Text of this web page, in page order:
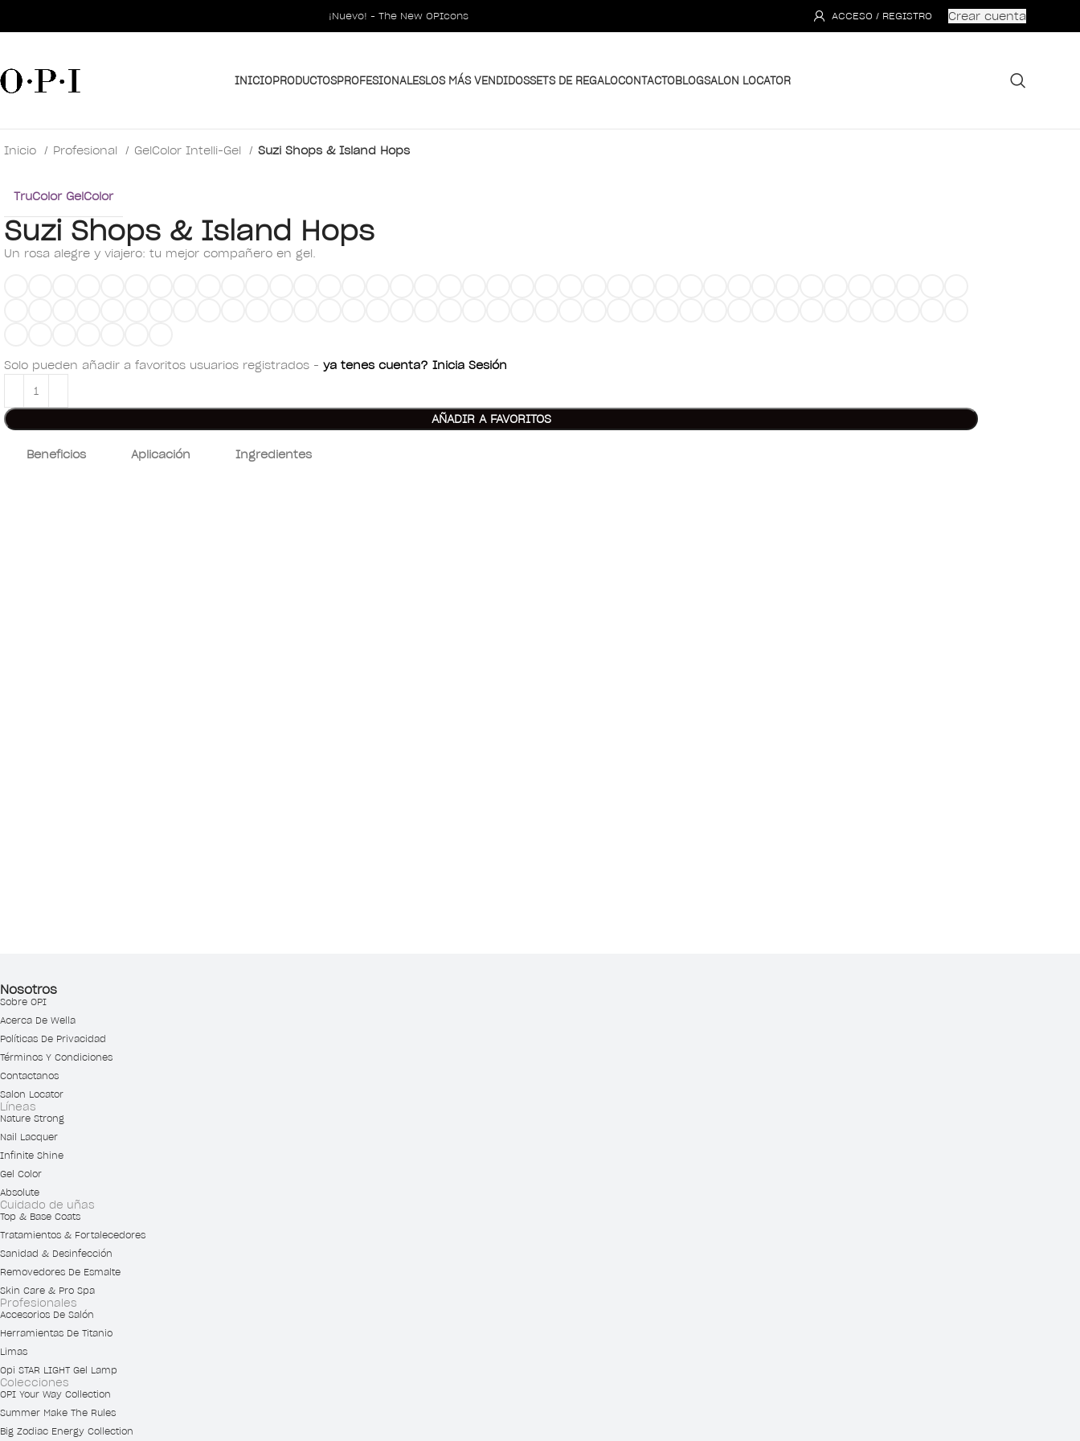
¡Nuevo! - The New OPIcons ACCESO / REGISTRO Crear cuenta
INICIOPRODUCTOSPROFESIONALESLOS MÁS VENDIDOSSETS DE REGALOCONTACTOBLOGSALON LOCATOR
Inicio Profesional GelColor Intelli-Gel Suzi Shops & Island Hops
TruColor GelColor
Suzi Shops & Island Hops
Un rosa alegre y viajero: tu mejor compañero en gel.
Solo pueden añadir a favoritos usuarios registrados - ya tenes cuenta? Inicia Sesión
AÑADIR A FAVORITOS
Beneficios Aplicación Ingredientes
Nosotros
Sobre OPI
Acerca De Wella
Políticas De Privacidad
Términos Y Condiciones
Contactanos
Salon Locator
Líneas
Nature Strong
Nail Lacquer
Infinite Shine
Gel Color
Absolute
Cuidado de uñas
Top & Base Coats
Tratamientos & Fortalecedores
Sanidad & Desinfección
Removedores De Esmalte
Skin Care & Pro Spa
Profesionales
Accesorios De Salón
Herramientas De Titanio
Limas
Opi STAR LIGHT Gel Lamp
Colecciones
OPI Your Way Collection
Summer Make The Rules
Big Zodiac Energy Collection